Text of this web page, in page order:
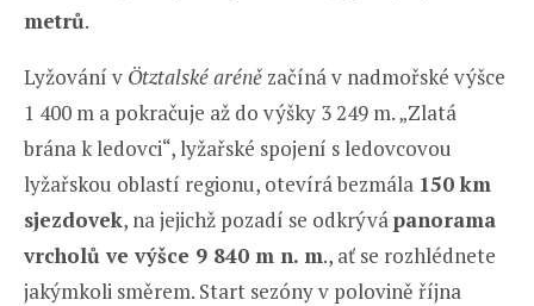
metrů.
Lyžování v Ötztalské aréně začíná v nadmořské výšce
1 400 m a pokračuje až do výšky 3 249 m. „Zlatá
brána k ledovci“, lyžařské spojení s ledovcovou
lyžařskou oblastí regionu, otevírá bezmála 150 km
sjezdovek, na jejichž pozadí se odkrývápanorama
vrcholů ve výšce 9 840 m n. m., ať se rozhlédnete
jakýmkoli směrem. Start sezóny v polovině října